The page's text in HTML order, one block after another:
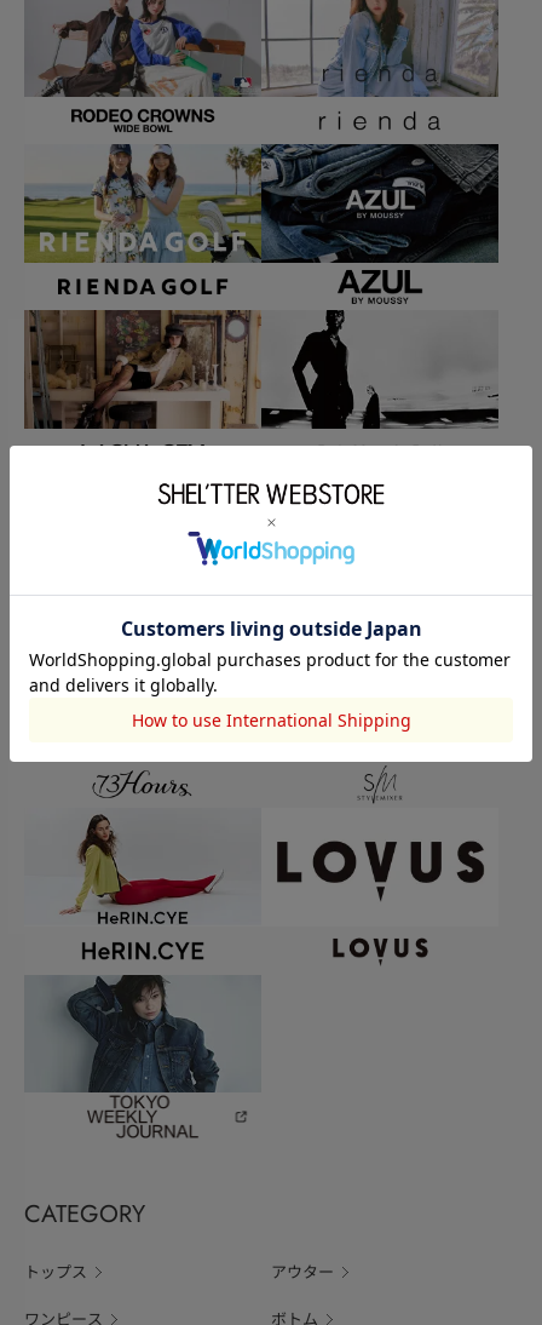
CATEGORY
トップス アウター
ワンピース ボトム